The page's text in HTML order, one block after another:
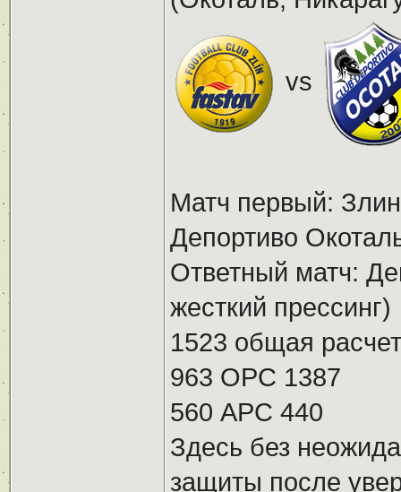
vs
Матч первый:
Депортиво
Ответный матч:
жесткий прессинг)
1523 общая
963 ОРС 1387
560 АРС 440
Здесь без
защиты после